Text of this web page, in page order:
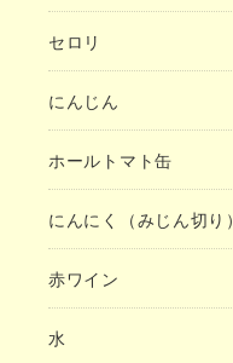
セロリ
にんじん
ホールトマト缶
にんにく（みじん切り）
赤ワイン
水